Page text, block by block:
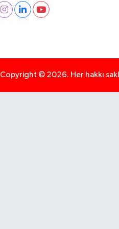
Copyright © 2026. Her hakkı